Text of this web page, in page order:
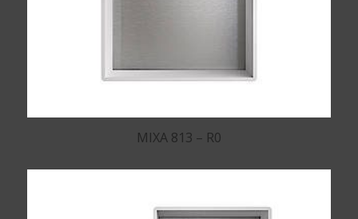
MIXA 813 – R0